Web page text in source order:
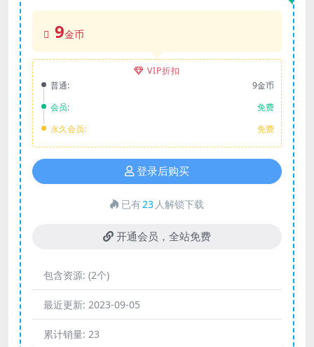
9金币
VIP折扣
普通:
9金币
会员:
免费
永久会员:
免费
登录后购买
已有23 人解锁下载
开通会员，全站免费
包含资源: (2个)
最近更新: 2023-09-05
累计销量: 23